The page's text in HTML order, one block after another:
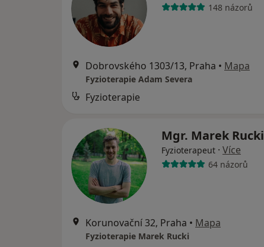
148 názorů
Dobrovského 1303/13, Praha • Mapa
Fyzioterapie Adam Severa
Fyzioterapie
Mgr. Marek Rucki
Fyzioterapeut · Více
64 názorů
Korunovační 32, Praha • Mapa
Fyzioterapie Marek Rucki